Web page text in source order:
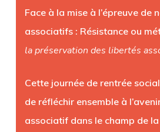
Face à la mise à l’épreuve de
associatifs : Résistance ou
la préservation des libertés
Cette journée de rentrée
de réfléchir ensemble à
associatif dans le champ de